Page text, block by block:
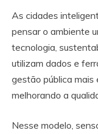
As cidades
pensar o ambiente
tecnologia,
utilizam dados e
gestão pública mais
melhorando a
Nesse modelo,